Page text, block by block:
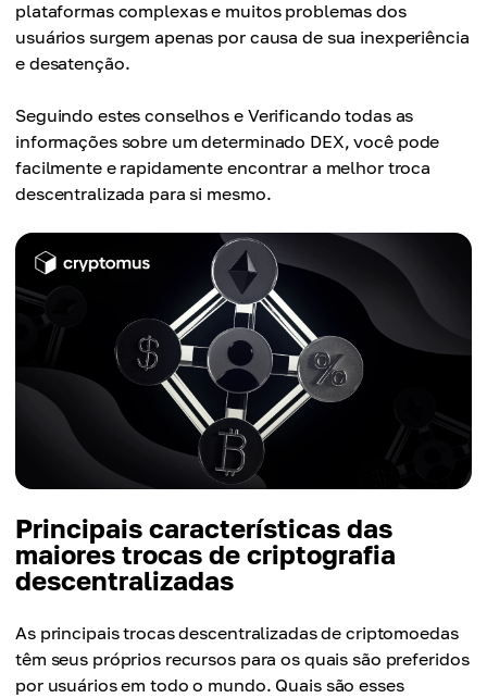
plataformas complexas e muitos problemas dos
usuários surgem apenas por causa de sua inexperiência
e desatenção.
Seguindo estes conselhos e Verificando todas as
informações sobre um determinado DEX, você pode
facilmente e rapidamente encontrar a melhor troca
descentralizada para si mesmo.
Principais características das
maiores trocas de criptografia
descentralizadas
As principais trocas descentralizadas de criptomoedas
têm seus próprios recursos para os quais são preferidos
por usuários em todo o mundo. Quais são esses